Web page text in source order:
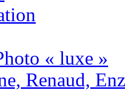
« luxe »
Renaud,